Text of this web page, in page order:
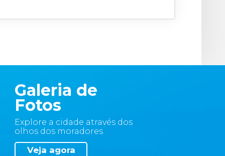
Galeria de
Fotos
Explore a cidade através dos
olhos dos moradores
Veja agora